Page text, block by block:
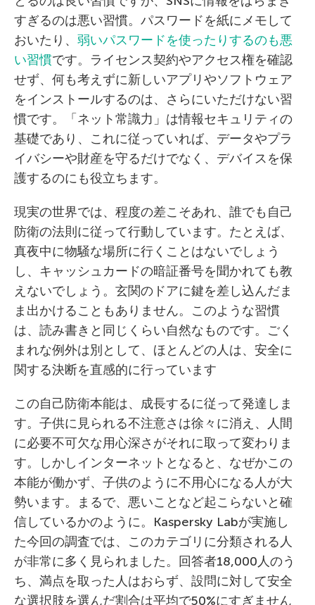
すぎるのは悪い習慣。パスワードを紙にメモして
おいたり、 弱いパスワードを使ったりするのも悪
い習慣です。ライセンス契約やアクセス権を確認
せず、何も考えずに新しいアプリやソフトウェア
をインストールするのは、さらにいただけない習
慣です。「ネット常識力」は情報セキュリティの
基礎であり、これに従っていれば、データやプラ
イバシーや財産を守るだけでなく、デバイスを保
護するのにも役立ちます。
現実の世界では、程度の差こそあれ、誰でも自己
防衛の法則に従って行動しています。たとえば、
真夜中に物騒な場所に行くことはないでしょう
し、キャッシュカードの暗証番号を聞かれても教
えないでしょう。玄関のドアに鍵を差し込んだま
ま出かけることもありません。このような習慣
は、読み書きと同じくらい自然なものです。ごく
まれな例外は別として、ほとんどの人は、安全に
関する決断を直感的に行っています
この自己防衛本能は、成長するに従って発達しま
す。子供に見られる不注意さは徐々に消え、人間
に必要不可欠な用心深さがそれに取って変わりま
す。しかしインターネットとなると、なぜかこの
本能が働かず、子供のように不用心になる人が大
勢います。まるで、悪いことなど起こらないと確
信しているかのように。Kaspersky Labが実施し
た今回の調査では、このカテゴリに分類される人
が非常に多く見られました。回答者18,000人のう
ち、満点を取った人はおらず、設問に対して安全
な選択肢を選んだ割合は平均で50%にすぎません